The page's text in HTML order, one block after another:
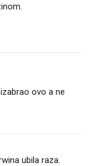
ovo a ne
ubila raza.